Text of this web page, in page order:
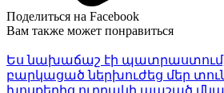
Поделиться на Facebook
Вам также может понравиться
Ես նախաճաշ էի պատրաստում,
բարկացած ներխուժեց մեր տուն
խոսքերից ուղղակի ապշած